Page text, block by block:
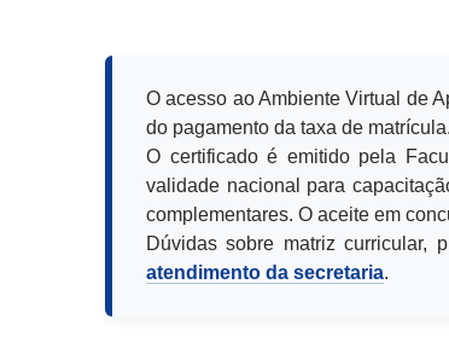
O acesso ao Ambiente Virtual de
do pagamento da taxa de matrícula.
O certificado é emitido pela
validade nacional para
complementares. O aceite em
Dúvidas sobre matriz curricular,
atendimento da secretaria.